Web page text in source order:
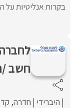
בקרות אנליטיות על
חשב
היברידי חדרה